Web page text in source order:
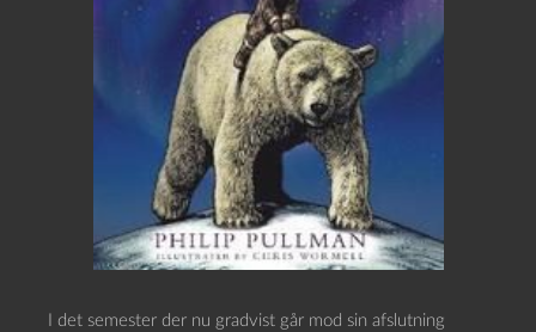
I det semester der nu gradvist går mod sin afslutning